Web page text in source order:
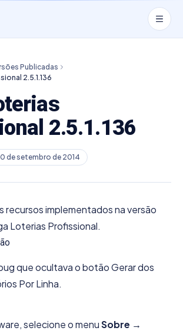
Publicadas
2.5.1.136
2.5.1.136
de setembro de 2014
recursos implementados na versão
Loterias Profissional.
que ocultava o botão Gerar dos
Por Linha.
selecione o menuSobre →